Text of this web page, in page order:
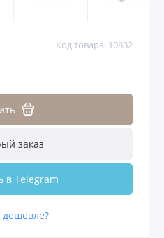
Код товара: 10832
заказ
в Telegram